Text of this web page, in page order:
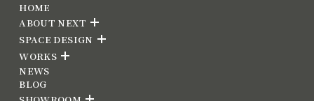
HOME
ABOUT NEXT
SPACE DESIGN
WORKS
NEWS
BLOG